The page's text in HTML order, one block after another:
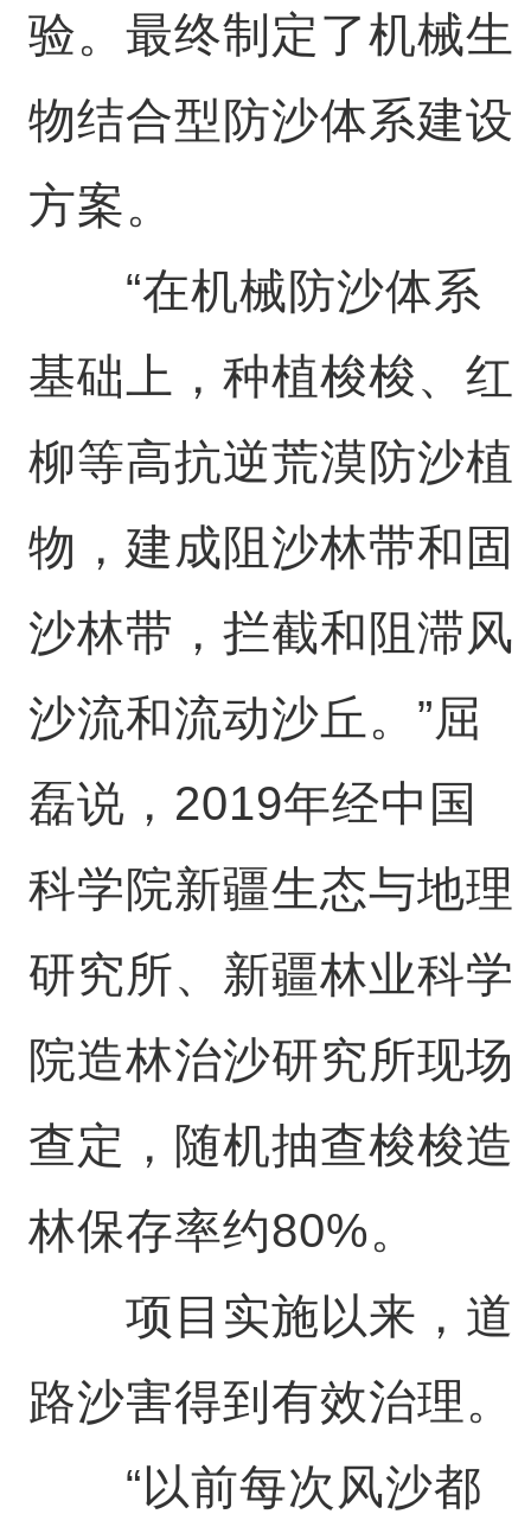
验。最终制定了机械生
物结合型防沙体系建设
方案。
“在机械防沙体系
基础上，种植梭梭、红
柳等高抗逆荒漠防沙植
物，建成阻沙林带和固
沙林带，拦截和阻滞风
沙流和流动沙丘。”屈
磊说，2019年经中国
科学院新疆生态与地理
研究所、新疆林业科学
院造林治沙研究所现场
查定，随机抽查梭梭造
林保存率约80%。
项目实施以来，道
路沙害得到有效治理。
“以前每次风沙都